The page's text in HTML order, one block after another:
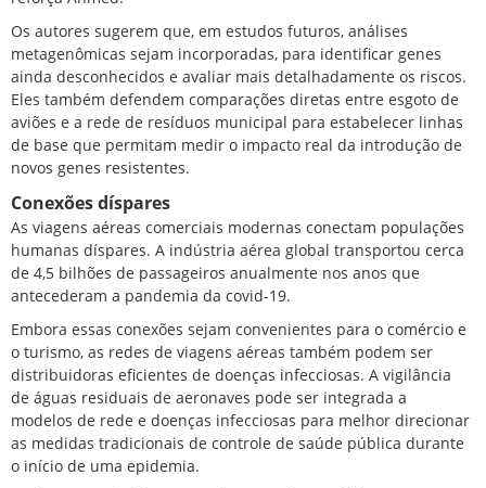
Os autores sugerem que, em estudos futuros, análises
metagenômicas sejam incorporadas, para identificar genes
ainda desconhecidos e avaliar mais detalhadamente os riscos.
Eles também defendem comparações diretas entre esgoto de
aviões e a rede de resíduos municipal para estabelecer linhas
de base que permitam medir o impacto real da introdução de
novos genes resistentes.
Conexões díspares
As viagens aéreas comerciais modernas conectam populações
humanas díspares. A indústria aérea global transportou cerca
de 4,5 bilhões de passageiros anualmente nos anos que
antecederam a pandemia da covid-19.
Embora essas conexões sejam convenientes para o comércio e
o turismo, as redes de viagens aéreas também podem ser
distribuidoras eficientes de doenças infecciosas. A vigilância
de águas residuais de aeronaves pode ser integrada a
modelos de rede e doenças infecciosas para melhor direcionar
as medidas tradicionais de controle de saúde pública durante
o início de uma epidemia.